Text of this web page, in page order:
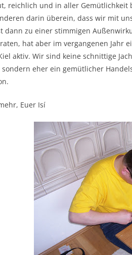
reichlich und in aller
darin überein, dass wir mit
dann zu einer stimmigen
hat aber im vergangenen Jahr
aktiv. Wir sind keine schnittige
sondern eher ein gemütlicher
Euer Isí